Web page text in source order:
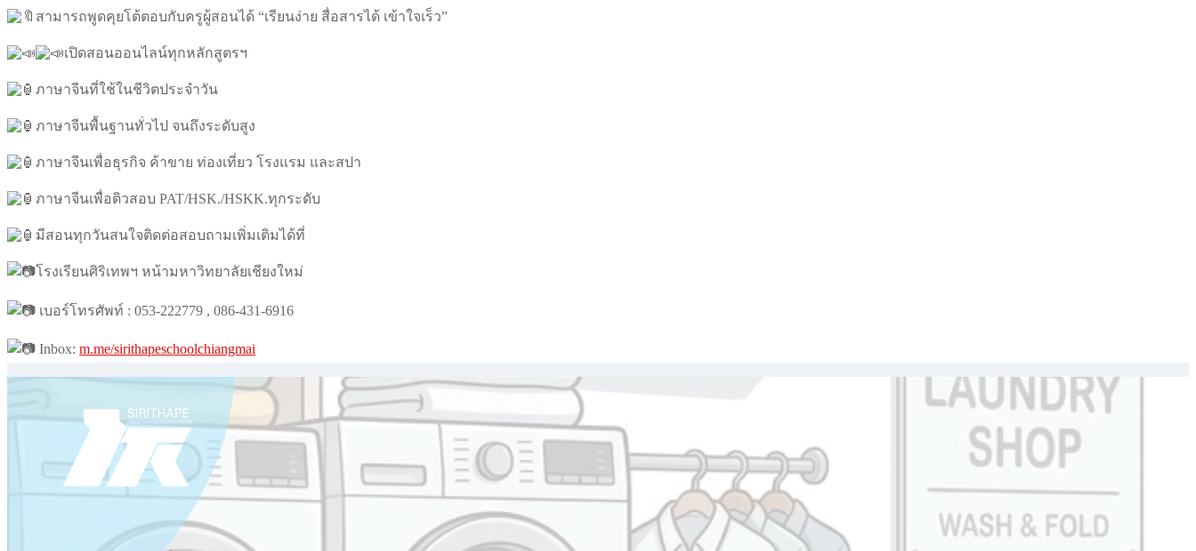
สามารถพูดคุยโต้ตอบกับครูผู้สอนได้ “เรียนง่าย สื่อสารได้ เข้าใจเร็ว”
เปิดสอนออนไลน์ทุกหลักสูตรฯ
ภาษาจีนที่ใช้ในชีวิตประจำวัน
ภาษาจีนพื้นฐานทั่วไป จนถึงระดับสูง
ภาษาจีนเพื่อธุรกิจ ค้าขาย ท่องเที่ยว โรงแรม และสปา
ภาษาจีนเพื่อติวสอบ PAT/HSK./HSKK.ทุกระดับ
มีสอนทุกวันสนใจติดต่อสอบถามเพิ่มเติมได้ที่
โรงเรียนศิริเทพฯ หน้ามหาวิทยาลัยเชียงใหม่
เบอร์โทรศัพท์ : 053-222779 , 086-431-6916
Inbox: m.me/sirithapeschoolchiangmai